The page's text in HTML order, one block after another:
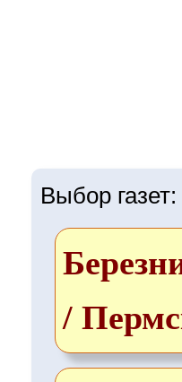
Выбор газет:
/